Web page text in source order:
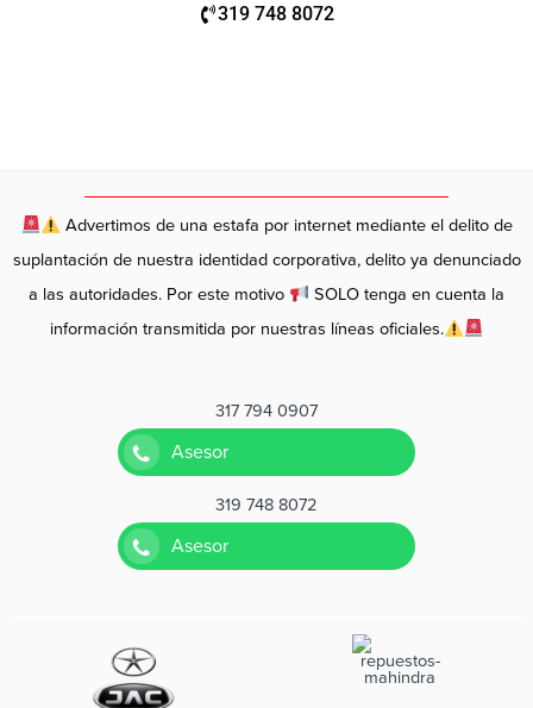
319 748 8072
Advertimos de una estafa por internet mediante el delito de
suplantación de nuestra identidad corporativa, delito ya denunciado
a las autoridades. Por este motivo
SOLO tenga en cuenta la
información transmitida por nuestras líneas oficiales.
317 794 0907
Asesor
319 748 8072
Asesor